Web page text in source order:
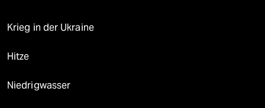
Krieg in der Ukraine
Hitze
Niedrigwasser